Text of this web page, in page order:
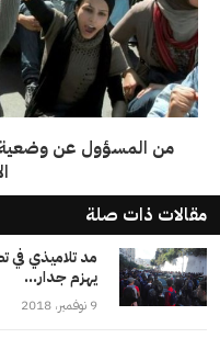
من المسؤول عن وضعية
مقالات ذات صلة
مد تلاميذي في
يهزم جدار...
9 نوفمبر، 2018